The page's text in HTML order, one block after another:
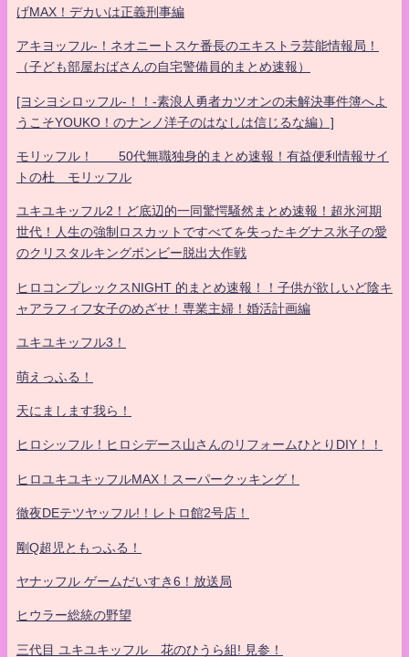
げMAX！デカいは正義刑事編
アキヨッフル-！ネオニートスケ番長のエキストラ芸能情報局！
（子ども部屋おばさんの自宅警備員的まとめ速報）
[ヨシヨシロッフル-！！-素浪人勇者カツオンの未解決事件簿へよ
うこそYOUKO！のナンノ洋子のはなしは信じるな編）]
モリッフル！ 50代無職独身的まとめ速報！有益便利情報サイ
トの杜 モリッフル
ユキユキッフル2！ど底辺的一同驚愕騒然まとめ速報！超氷河期
世代！人生の強制ロスカットですべてを失ったキグナス氷子の愛
のクリスタルキングボンビー脱出大作戦
ヒロコンプレックスNIGHT 的まとめ速報！！子供が欲しいど陰キ
ャアラフィフ女子のめざせ！専業主婦！婚活計画編
ユキユキッフル3！
萌えっふる！
天にまします我ら！
ヒロシッフル！ヒロシデース山さんのリフォームひとりDIY！！
ヒロユキユキッフルMAX！スーパークッキング！
徹夜DEテツヤッフル!！レトロ館2号店！
剛Q超児ともっふる！
ヤナッフル ゲームだいすき6！放送局
ヒウラー総統の野望
三代目 ユキユキッフル 花のひうら組! 見参！